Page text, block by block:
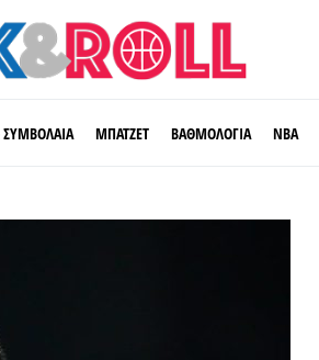
ΣΥΜΒΟΛΑΙΑ ΜΠΑΤΖΕΤ ΒΑΘΜΟΛΟΓΙΑ ΝΒΑ